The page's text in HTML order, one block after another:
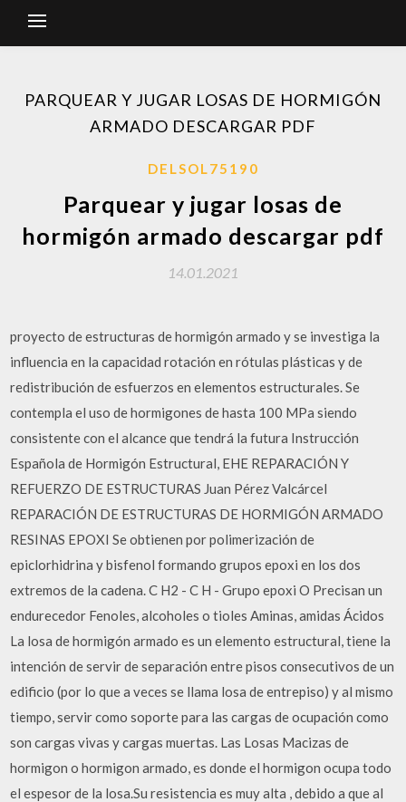
PARQUEAR Y JUGAR LOSAS DE HORMIGÓN
ARMADO DESCARGAR PDF
DELSOL75190
Parquear y jugar losas de
hormigón armado descargar pdf
14.01.2021
proyecto de estructuras de hormigón armado y se investiga la
influencia en la capacidad rotación en rótulas plásticas y de
redistribución de esfuerzos en elementos estructurales. Se
contempla el uso de hormigones de hasta 100 MPa siendo
consistente con el alcance que tendrá la futura Instrucción
Española de Hormigón Estructural, EHE REPARACIÓN Y
REFUERZO DE ESTRUCTURAS Juan Pérez Valcárcel
REPARACIÓN DE ESTRUCTURAS DE HORMIGÓN ARMADO
RESINAS EPOXI Se obtienen por polimerización de
epiclorhidrina y bisfenol formando grupos epoxi en los dos
extremos de la cadena. C H2 - C H - Grupo epoxi O Precisan un
endurecedor Fenoles, alcoholes o tioles Aminas, amidas Ácidos
La losa de hormigón armado es un elemento estructural, tiene la
intención de servir de separación entre pisos consecutivos de un
edificio (por lo que a veces se llama losa de entrepiso) y al mismo
tiempo, servir como soporte para las cargas de ocupación como
son cargas vivas y cargas muertas. Las Losas Macizas de
hormigon o hormigon armado, es donde el hormigon ocupa todo
el espesor de la losa.Su resistencia es muy alta , debido a que al